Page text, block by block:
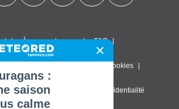
À propos de nous FAQ
& Conditions d'utilisation Cookies
Paramètres de confidentialité
:
saison
calme